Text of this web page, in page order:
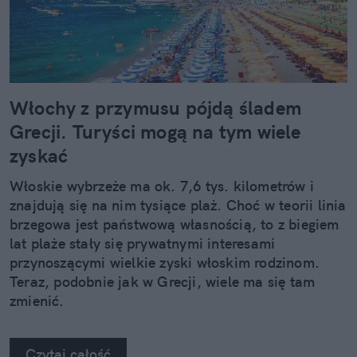
Włochy z przymusu pójdą śladem
Grecji. Turyści mogą na tym wiele
zyskać
Włoskie wybrzeże ma ok. 7,6 tys. kilometrów i
znajdują się na nim tysiące plaż. Choć w teorii linia
brzegowa jest państwową własnością, to z biegiem
lat plaże stały się prywatnymi interesami
przynoszącymi wielkie zyski włoskim rodzinom.
Teraz, podobnie jak w Grecji, wiele ma się tam
zmienić.